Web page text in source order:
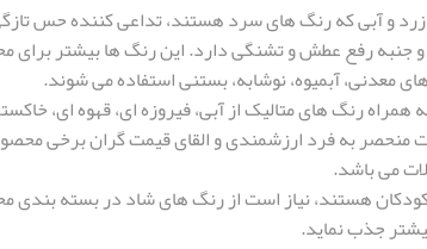
و آبی که رنگ های سرد هستند، تداعی کننده حس
رفع عطش و تشنگی دارد. این رنگ ها بیشتر برای
معدنی، آبمیوه، نوشابه، بستنی استفاده می شوند.
همراه رنگ های متالیک از آبی، فیروزه ای، قهوه ای،
منحصر به فرد ارزشمندی و القای قیمت گران برخی
می باشد.
هستند، نیاز است از رنگ های شاد در بسته بندی
جذب نماید.